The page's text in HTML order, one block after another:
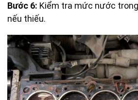
Bước 6: Kiểm tra mức nước
nếu thiếu.